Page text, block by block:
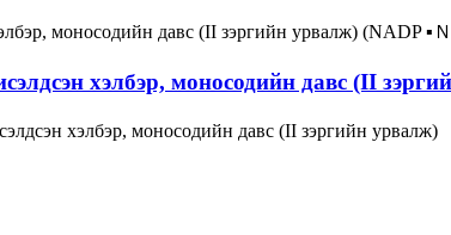
хэлбэр, моносодийн давс (II
хэлбэр, моносодийн давс (II зэргийн урвалж)